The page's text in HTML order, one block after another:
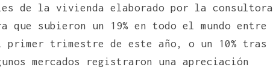
de la vivienda elaborado por la consultora
subieron un 19% en todo el mundo entre
trimestre de este año, o un 10% tras
mercados registraron una apreciación